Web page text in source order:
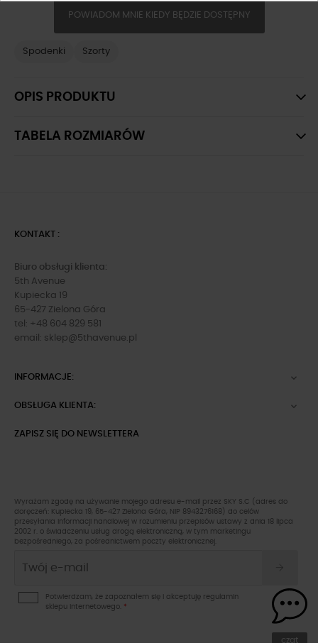
POWIADOM MNIE KIEDY BĘDZIE DOSTĘPNY
Spodenki Szorty
OPIS PRODUKTU
TABELA ROZMIARÓW
KONTAKT :
Biuro obsługi klienta:
5th Avenue
Kupiecka 19
65-427 Zielona Góra
tel: +48 604 829 581
email: sklep@5thavenue.pl
INFORMACJE: 
OBSŁUGA KLIENTA: 
ZAPISZ SIĘ DO NEWSLETTERA
Wyrażam zgodę na używanie mojego adresu e-mail przez SKY S.C (adres do
doręczeń: Kupiecka 19, 65-427 Zielona Góra, NIP 8943276168) do celów
przesyłania informacji handlowej w rozumieniu przepisów ustawy z dnia 18 lipca
2002 r. o świadczeniu usług drogą elektroniczną, w tym marketingu
bezpośredniego, za pośrednictwem poczty elektronicznej.
Potwierdzam, że zapoznałem się i akceptuję regulamin
sklepu internetowego. *
czat